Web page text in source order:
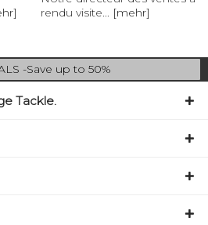
rendu visite...
[mehr]
-Save up to 50%
Tackle.